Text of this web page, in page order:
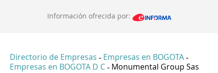
Información ofrecida por:
Directorio de Empresas - Empresas en BOGOTA -
Empresas en BOGOTA D C - Monumental Group Sas